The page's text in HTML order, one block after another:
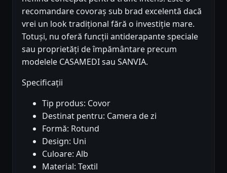
recomandare covoraș sub brad excelentă dacă
vrei un look tradițional fără o investiție mare.
Totuși, nu oferă funcții antiderapante speciale
sau proprietăți de împământare precum
modelele CASAMEDI sau SANVIA.
Specificații
Tip produs: Covor
Destinat pentru: Camera de zi
Formă: Rotund
Design: Uni
Culoare: Alb
Material: Textil